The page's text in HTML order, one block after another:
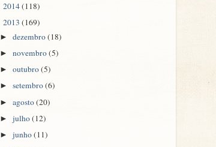
2014(118)
2013 (169)
►dezembro(18)
►novembro(5)
►outubro(5)
►setembro(6)
►agosto(20)
►julho(12)
►junho(11)